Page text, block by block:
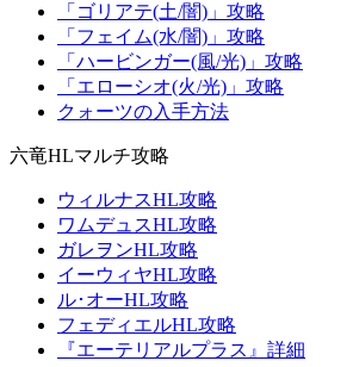
「ゴリアテ(土/闇)」攻略
「フェイム(水/闇)」攻略
「ハービンガー(風/光)」攻略
「エローシオ(火/光)」攻略
クォーツの入手方法
六竜HLマルチ攻略
ウィルナスHL攻略
ワムデュスHL攻略
ガレヲンHL攻略
イーウィヤHL攻略
ル･オーHL攻略
フェディエルHL攻略
『エーテリアルプラス』詳細